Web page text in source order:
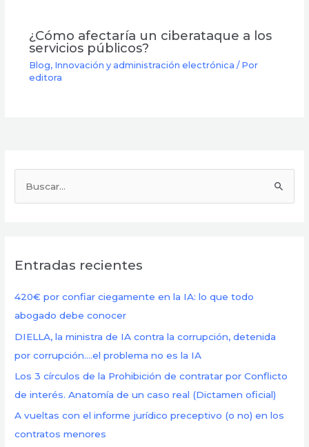
¿Cómo afectaría un ciberataque a los
servicios públicos?
Blog, Innovación y administración electrónica / Por
editora
a
p
o
r
:
Entradas recientes
420€ por confiar ciegamente en la IA: lo que todo
abogado debe conocer
DIELLA, la ministra de IA contra la corrupción, detenida
por corrupción….el problema no es la IA
Los 3 círculos de la Prohibición de contratar por Conflicto
de interés. Anatomía de un caso real (Dictamen oficial)
A vueltas con el informe jurídico preceptivo (o no) en los
contratos menores